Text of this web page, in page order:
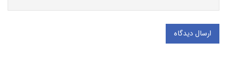
ارسال دیدگاه